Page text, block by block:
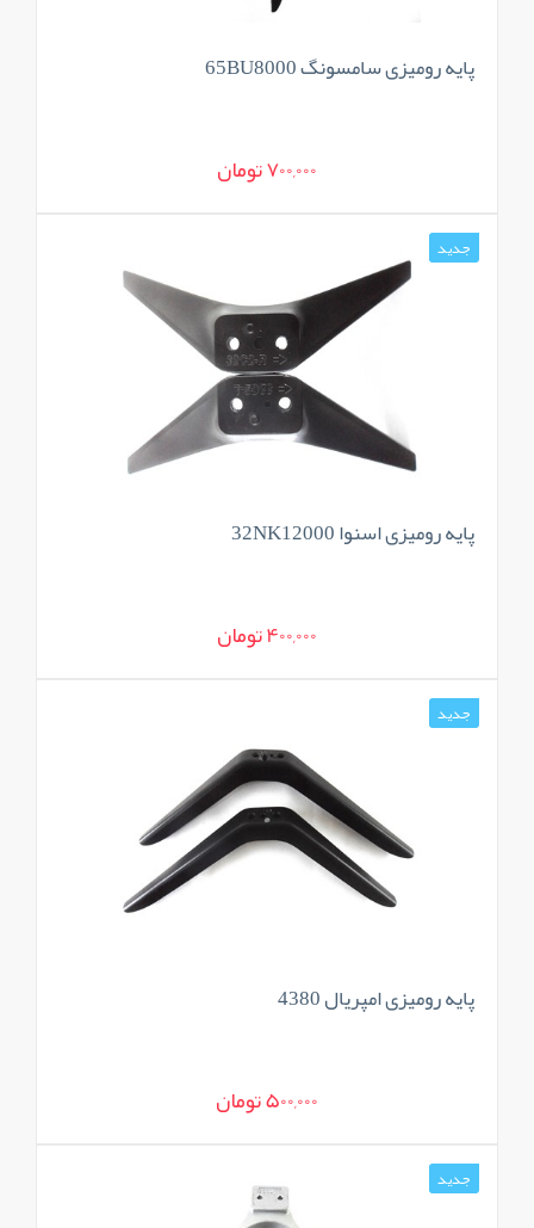
پایه رومیزی سامسونگ 65BU8000
700,000 تومان
جدید
پایه رومیزی اسنوا 32NK12000
400,000 تومان
جدید
پایه رومیزی امپریال 4380
500,000 تومان
جدید